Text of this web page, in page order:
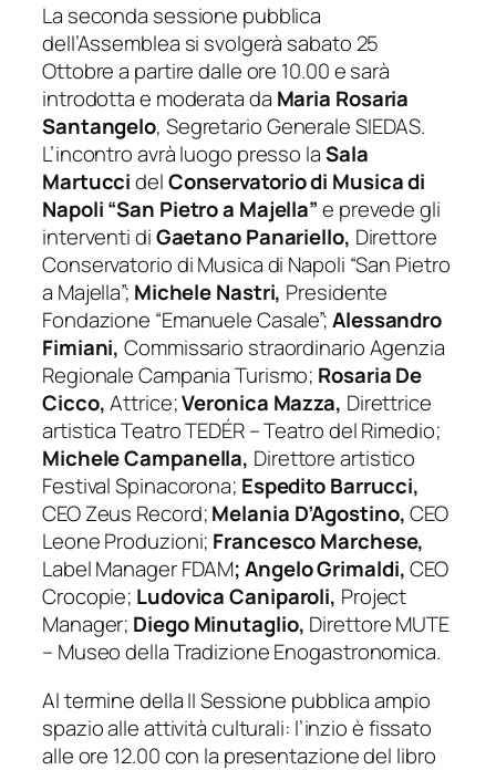
La seconda sessione pubblica
dell’Assemblea si svolgerà sabato 25
Ottobre a partire dalle ore 10.00 e sarà
introdotta e moderata da Maria Rosaria
Santangelo, Segretario Generale SIEDAS.
L’incontro avrà luogo presso laSala
MartuccidelConservatorio di Musica di
Napoli “San Pietro a Majella”e prevede gli
interventi diGaetano Panariello, Direttore
Conservatorio di Musica di Napoli “San Pietro
a Majella”; Michele Nastri, Presidente
Fondazione “Emanuele Casale”;Alessandro
Fimiani,Commissario straordinario Agenzia
Regionale Campania Turismo; Rosaria De
Cicco,Attrice;Veronica Mazza, Direttrice
artistica Teatro TEDÉR – Teatro del Rimedio;
Michele Campanella, Direttore artistico
Festival Spinacorona; Espedito Barrucci,
CEO Zeus Record;Melania D’Agostino,CEO
Leone Produzioni; Francesco Marchese,
Label Manager FDAM; Angelo Grimaldi,CEO
Crocopie; Ludovica Caniparoli, Project
Manager; Diego Minutaglio, Direttore MUTE
– Museo della Tradizione Enogastronomica.
Al termine della II Sessione pubblica ampio
spazio alle attività culturali: l’inzio è fissato
alle ore 12.00 con la presentazione del libro